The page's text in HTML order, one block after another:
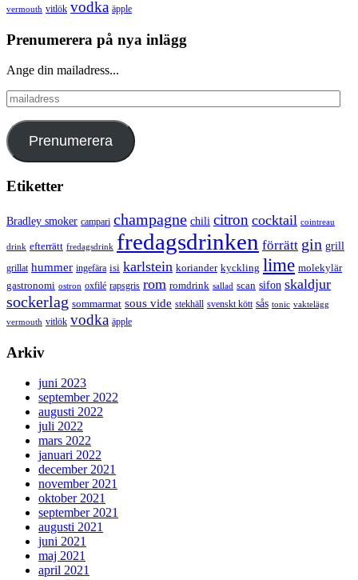
vermouth vitlök vodka äpple
Prenumerera på nya inlägg
Ange din mailadress...
mailadress
Prenumerera
Etiketter
Bradley smoker campari champagne chili citron cocktail cointreau
drink efterrätt fredagsdrink fredagsdrinken förrätt gin grill
grillat hummer ingefära isi karlstein koriander kyckling lime molekylär
gastronomi ostron oxfilé rapsgris rom romdrink sallad scan sifon skaldjur
sockerlag sommarmat sous vide stekhäll svenskt kött sås tonic vaktelägg
vermouth vitlök vodka äpple
Arkiv
juni 2023
september 2022
augusti 2022
juli 2022
mars 2022
januari 2022
december 2021
november 2021
oktober 2021
september 2021
augusti 2021
juni 2021
maj 2021
april 2021